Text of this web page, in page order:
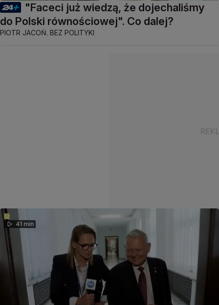
"Faceci już wiedzą, że dojechaliśmy
do Polski równościowej". Co dalej?
PIOTR JACOŃ. BEZ POLITYKI
41 min